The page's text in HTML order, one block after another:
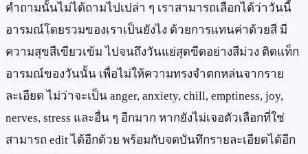
คำถามนั้นไม่ได้ถามไปเปล่า ๆ เราสามารถเลือกได้ว่าวันนี้
อารมณ์โดยรวมของเราเป็นยังไง ด้วยการแทนค่าด้วยสี มี
ความสุขสีเขียวเข้ม ไปจนถึงวันแย่สุดขีดอย่างสีม่วง ติดแท็ก
อารมณ์ของวันนั้น เพื่อไม่ให้ความทรงจำตกหล่นจากราย
ละเอียด ไม่ว่าจะเป็น anger, anxiety, chill, emptiness, joy,
nerves, stress และอื่น ๆ อีกมาก หากยังไม่เจอตัวเลือกที่ใช่
สามารถ edit ได้อีกด้วย พร้อมกับจดบันทึกรายละเอียดได้อีก